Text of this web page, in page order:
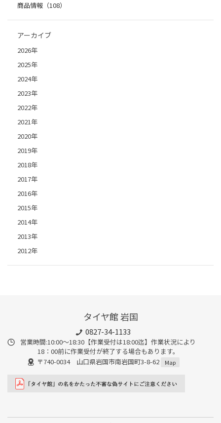
商品情報（108）
アーカイブ
2026年
2025年
2024年
2023年
2022年
2021年
2020年
2019年
2018年
2017年
2016年
2015年
2014年
2013年
2012年
タイヤ館 岩国
0827-34-1133
営業時間:10:00〜18:30【作業受付は18:00迄】作業状況により
18：00前に作業受付が終了する場合もあります。
〒740-0034 山口県岩国市南岩国町3-8-62
Map